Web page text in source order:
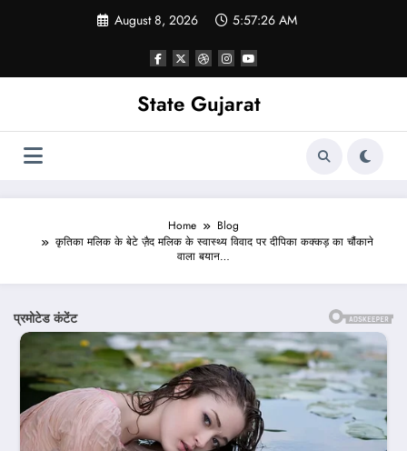
August 8, 2026 5:57:28 AM
State Gujarat
Home
Blog
कृतिका मलिक के बेटे ज़ैद मलिक के स्वास्थ्य विवाद पर दीपिका कक्कड़ का चौंकाने
वाला बयान…